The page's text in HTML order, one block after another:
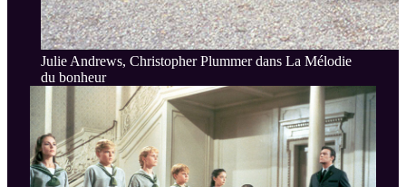
Julie Andrews, Christopher Plummer dans La Mélodie
du bonheur